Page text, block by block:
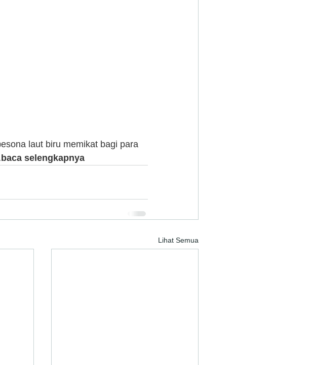
laut biru memikat bagi para
baca selengkapnya
Lihat Semua